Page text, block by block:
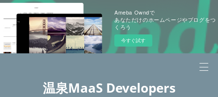
Ameba Owndで
あなただけのホームページやブログをつ
くろう
今すぐ試す
温泉MaaS Developers